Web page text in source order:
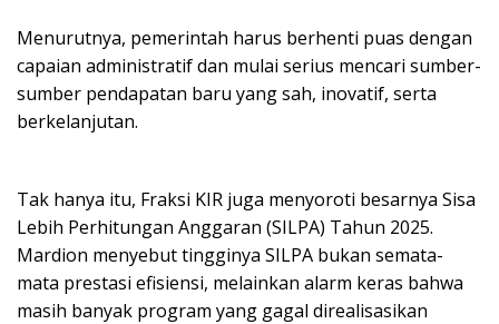
Menurutnya, pemerintah harus berhenti puas dengan
capaian administratif dan mulai serius mencari sumber-
sumber pendapatan baru yang sah, inovatif, serta
berkelanjutan.
Tak hanya itu, Fraksi KIR juga menyoroti besarnya Sisa
Lebih Perhitungan Anggaran (SILPA) Tahun 2025.
Mardion menyebut tingginya SILPA bukan semata-
mata prestasi efisiensi, melainkan alarm keras bahwa
masih banyak program yang gagal direalisasikan